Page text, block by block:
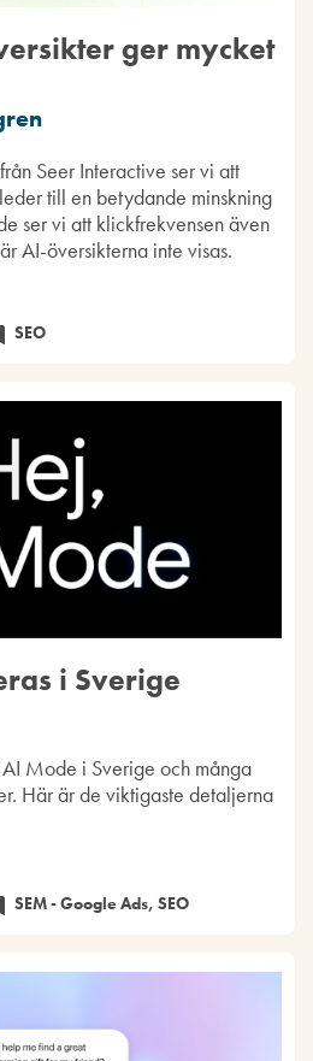
ger mycket
Seer Interactive ser vi att
till en betydande minskning
ser vi att klickfrekvensen även
AI-översikterna inte visas.
SEO
i Sverige
Mode i Sverige och många
Här är de viktigaste detaljerna
SEM - Google Ads, SEO